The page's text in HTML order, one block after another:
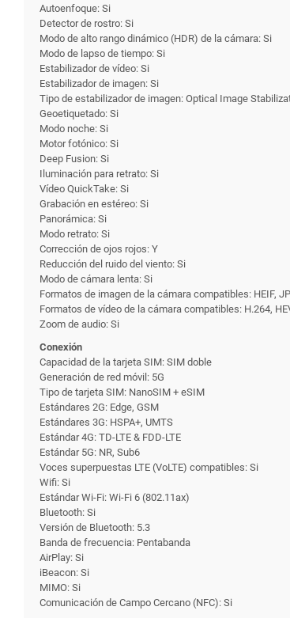
Autoenfoque: Si
Detector de rostro: Si
Modo de alto rango dinámico (HDR) de la cámara: Si
Modo de lapso de tiempo: Si
Estabilizador de vídeo: Si
Estabilizador de imagen: Si
Tipo de estabilizador de imagen: Optical Image
Geoetiquetado: Si
Modo noche: Si
Motor fotónico: Si
Deep Fusion: Si
Iluminación para retrato: Si
Vídeo QuickTake: Si
Grabación en estéreo: Si
Panorámica: Si
Modo retrato: Si
Corrección de ojos rojos: Y
Reducción del ruido del viento: Si
Modo de cámara lenta: Si
Formatos de imagen de la cámara compatibles: HEIF,
Formatos de vídeo de la cámara compatibles: H.264,
Zoom de audio: Si
Conexión
Capacidad de la tarjeta SIM: SIM doble
Generación de red móvil: 5G
Tipo de tarjeta SIM: NanoSIM + eSIM
Estándares 2G: Edge, GSM
Estándares 3G: HSPA+, UMTS
Estándar 4G: TD-LTE & FDD-LTE
Estándar 5G: NR, Sub6
Voces superpuestas LTE (VoLTE) compatibles: Si
Wifi: Si
Estándar Wi-Fi: Wi-Fi 6 (802.11ax)
Bluetooth: Si
Versión de Bluetooth: 5.3
Banda de frecuencia: Pentabanda
AirPlay: Si
iBeacon: Si
MIMO: Si
Comunicación de Campo Cercano (NFC): Si